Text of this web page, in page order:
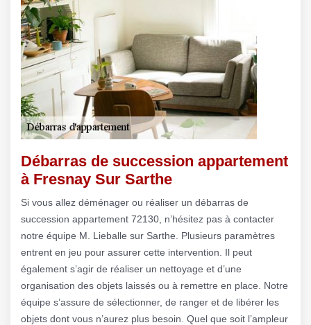
Débarras de succession appartement
à Fresnay Sur Sarthe
Si vous allez déménager ou réaliser un débarras de
succession appartement 72130, n’hésitez pas à contacter
notre équipe M. Lieballe sur Sarthe. Plusieurs paramètres
entrent en jeu pour assurer cette intervention. Il peut
également s’agir de réaliser un nettoyage et d’une
organisation des objets laissés ou à remettre en place. Notre
équipe s’assure de sélectionner, de ranger et de libérer les
objets dont vous n’aurez plus besoin. Quel que soit l’ampleur